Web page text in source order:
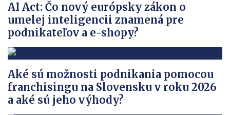
AI Act: Čo nový európsky zákon o
umelej inteligencii znamená pre
podnikateľov a e-shopy?
Aké sú možnosti podnikania pomocou
franchisingu na Slovensku v roku 2026
a aké sú jeho výhody?